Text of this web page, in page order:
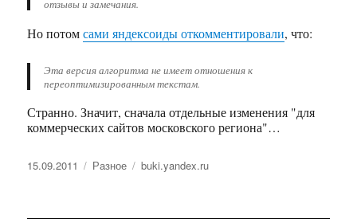
отзывы и замечания.
Но потомсами яндексоиды откомментировали, что:
Эта версия алгоритма не имеет отношения к
переоптимизированным текстам.
Странно. Значит, сначала отдельные изменения "для
коммерческих сайтов московского региона"…
Опубликовано
15.09.2011 Рубрики
Разное Метки
buki.yandex.ru